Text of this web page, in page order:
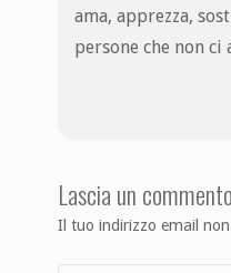
ama, apprezza,
persone che non ci
Lascia un commento
Il tuo indirizzo email